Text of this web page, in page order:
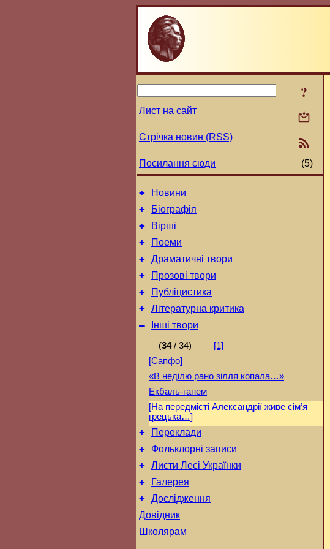
?
Лист на сайт
Стрічка новин (RSS)
Посилання сюди (5)
+ Новини
+ Біографія
+ Вірші
+ Поеми
+ Драматичні твори
+ Прозові твори
+ Публіцистика
+ Літературна критика
– Інші твори
(34/ 34)
[1]
[Сапфо]
«В неділю рано зілля копала…»
Екбаль-ганем
[На передмісті Александрії живе сім’я
грецька…]
+ Переклади
+ Фольклорні записи
+ Листи Лесі Українки
+ Галерея
+ Дослідження
Довідник
Школярам